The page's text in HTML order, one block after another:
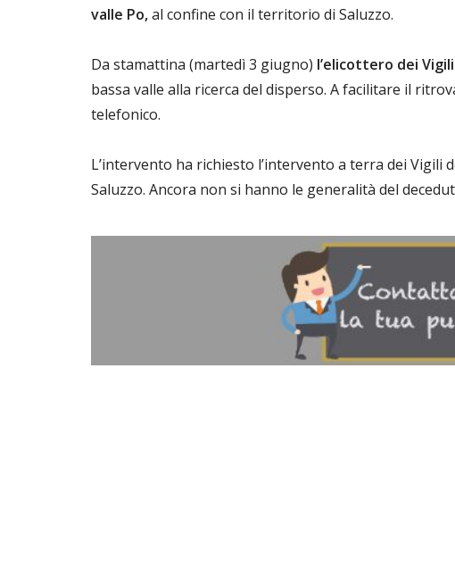
valle Po,al confine con il territorio di Saluzzo.
Da stamattina (martedì 3 giugno) l’elicottero dei
bassa valle alla ricerca del disperso. A facilitare il
telefonico.
L’intervento ha richiesto l’intervento a terra dei Vigili
Saluzzo. Ancora non si hanno le generalità del